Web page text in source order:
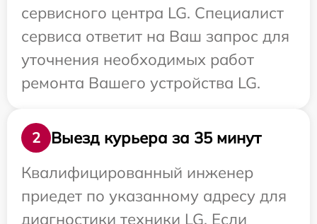
сервисного центра LG. Специалист
сервиса ответит на Ваш запрос для
уточнения необходимых работ
ремонта Вашего устройства LG.
2
Выезд курьера за 35 минут
Квалифицированный инженер
приедет по указанному адресу для
диагностики техники LG. Если